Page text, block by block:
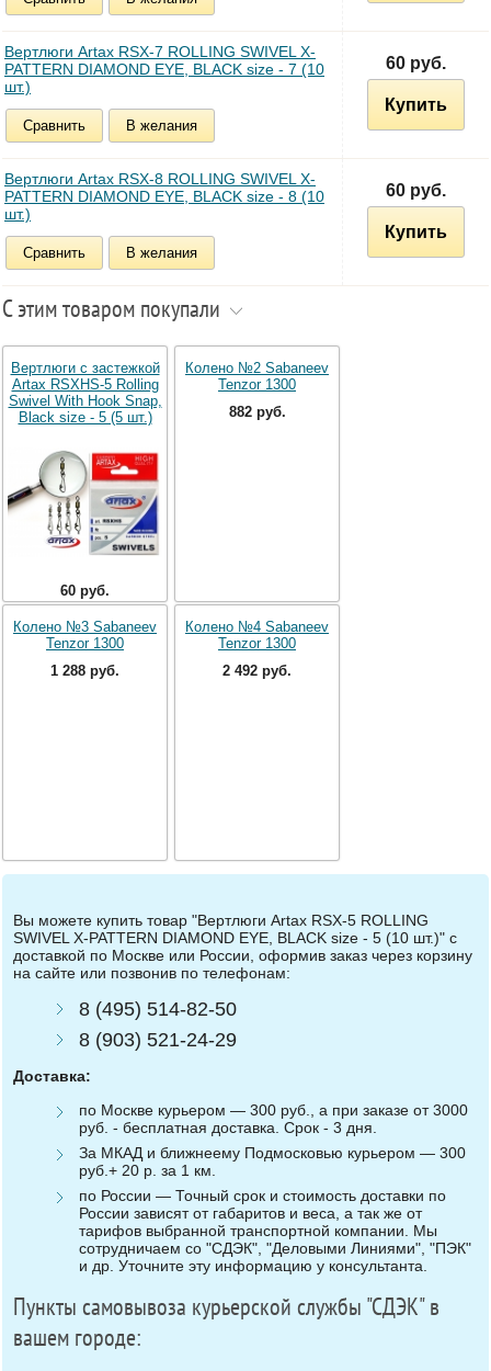
Вертлюги Artax RSX-7 ROLLING SWIVEL X-
PATTERN DIAMOND EYE, BLACK size - 7 (10
шт.)
Сравнить В желания
60 руб.
Купить
Вертлюги Artax RSX-8 ROLLING SWIVEL X-
PATTERN DIAMOND EYE, BLACK size - 8 (10
шт.)
Сравнить В желания
60 руб.
Купить
С этим товаром покупали
Вертлюги с застежкой
Artax RSXHS-5 Rolling
Swivel With Hook Snap,
Black size - 5 (5 шт.)
60 руб.
Колено №2 Sabaneev
Tenzor 1300
882 руб.
Колено №3 Sabaneev
Tenzor 1300
1 288 руб.
Колено №4 Sabaneev
Tenzor 1300
2 492 руб.
Вы можете купить товар "Вертлюги Artax RSX-5 ROLLING
SWIVEL X-PATTERN DIAMOND EYE, BLACK size - 5 (10 шт.)" с
доставкой по Москве или России, оформив заказ через корзину
на сайте или позвонив по телефонам:
8 (495) 514-82-50
8 (903) 521-24-29
Доставка:
по Москве курьером — 300 руб., а при заказе от 3000
руб. - бесплатная доставка. Срок - 3 дня.
За МКАД и ближнеему Подмосковью курьером — 300
руб.+ 20 р. за 1 км.
по России — Точный срок и стоимость доставки по
России зависят от габаритов и веса, а так же от
тарифов выбранной транспортной компании. Мы
сотрудничаем со "СДЭК", "Деловыми Линиями", "ПЭК"
и др. Уточните эту информацию у консультанта.
Пункты самовывоза курьерской службы "СДЭК" в
вашем городе: